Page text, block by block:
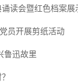
读会暨红色档案展
员开展剪纸活动
迅故里